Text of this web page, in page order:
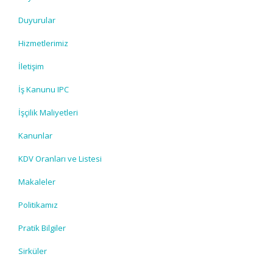
Duyurular
Hizmetlerimiz
İletişim
İş Kanunu IPC
İşçilik Maliyetleri
Kanunlar
KDV Oranları ve Listesi
Makaleler
Politikamız
Pratik Bilgiler
Sirküler